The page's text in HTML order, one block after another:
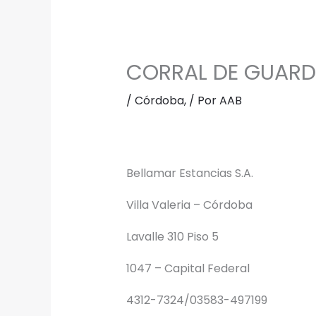
CORRAL DE
/ Córdoba,/ PorAAB
Bellamar Estancias S.A.
Villa Valeria – Córdoba
Lavalle 310 Piso 5
1047 – Capital Federal
4312-7324/03583-497199